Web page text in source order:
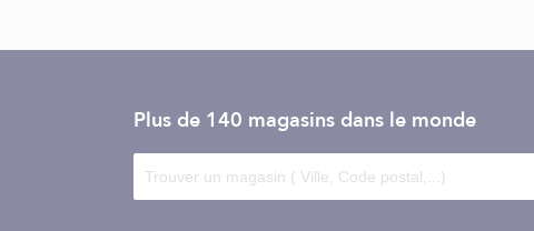
Plus de 140 magasins dans le monde